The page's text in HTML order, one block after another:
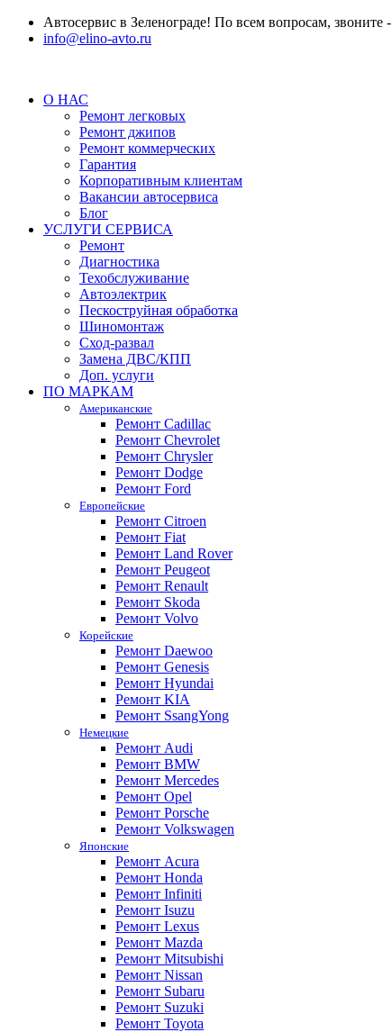
Автосервис в Зеленограде! По всем вопросам, звоните -
info@elino-avto.ru
О НАС
Ремонт легковых
Ремонт джипов
Ремонт коммерческих
Гарантия
Корпоративным клиентам
Вакансии автосервиса
Блог
УСЛУГИ СЕРВИСА
Ремонт
Диагностика
Техобслуживание
Автоэлектрик
Пескоструйная обработка
Шиномонтаж
Сход-развал
Замена ДВС/КПП
Доп. услуги
ПО МАРКАМ
Американские
Ремонт Cadillac
Ремонт Chevrolet
Ремонт Chrysler
Ремонт Dodge
Ремонт Ford
Европейские
Ремонт Citroen
Ремонт Fiat
Ремонт Land Rover
Ремонт Peugeot
Ремонт Renault
Ремонт Skoda
Ремонт Volvo
Корейские
Ремонт Daewoo
Ремонт Genesis
Ремонт Hyundai
Ремонт KIA
Ремонт SsangYong
Немецкие
Ремонт Audi
Ремонт BMW
Ремонт Mercedes
Ремонт Opel
Ремонт Porsche
Ремонт Volkswagen
Японские
Ремонт Acura
Ремонт Honda
Ремонт Infiniti
Ремонт Isuzu
Ремонт Lexus
Ремонт Mazda
Ремонт Mitsubishi
Ремонт Nissan
Ремонт Subaru
Ремонт Suzuki
Ремонт Toyota